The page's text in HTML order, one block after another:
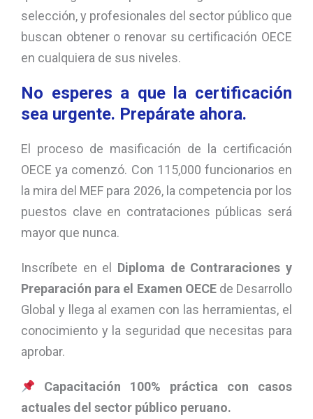
selección, y profesionales del sector público que
buscan obtener o renovar su certificación OECE
en cualquiera de sus niveles.
No esperes a que la certificación
sea urgente. Prepárate ahora.
El proceso de masificación de la certificación
OECE ya comenzó. Con 115,000 funcionarios en
la mira del MEF para 2026, la competencia por los
puestos clave en contrataciones públicas será
mayor que nunca.
Inscríbete en el Diploma de Contraraciones y
Preparación para el Examen OECEde Desarrollo
Global y llega al examen con las herramientas, el
conocimiento y la seguridad que necesitas para
aprobar.
Capacitación 100% práctica con casos
actuales del sector público peruano.